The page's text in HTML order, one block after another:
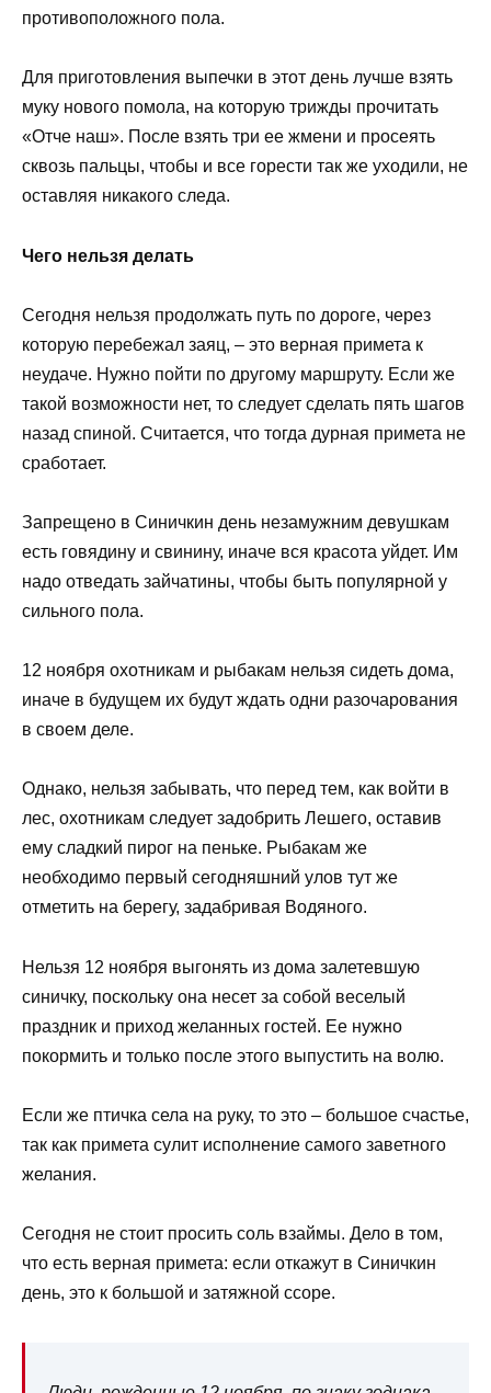
противоположного пола.
Для приготовления выпечки в этот день лучше взять
муку нового помола, на которую трижды прочитать
«Отче наш». После взять три ее жмени и просеять
сквозь пальцы, чтобы и все горести так же уходили, не
оставляя никакого следа.
Чего нельзя делать
Сегодня нельзя продолжать путь по дороге, через
которую перебежал заяц, – это верная примета к
неудаче. Нужно пойти по другому маршруту. Если же
такой возможности нет, то следует сделать пять шагов
назад спиной. Считается, что тогда дурная примета не
сработает.
Запрещено в Синичкин день незамужним девушкам
есть говядину и свинину, иначе вся красота уйдет. Им
надо отведать зайчатины, чтобы быть популярной у
сильного пола.
12 ноября охотникам и рыбакам нельзя сидеть дома,
иначе в будущем их будут ждать одни разочарования
в своем деле.
Однако, нельзя забывать, что перед тем, как войти в
лес, охотникам следует задобрить Лешего, оставив
ему сладкий пирог на пеньке. Рыбакам же
необходимо первый сегодняшний улов тут же
отметить на берегу, задабривая Водяного.
Нельзя 12 ноября выгонять из дома залетевшую
синичку, поскольку она несет за собой веселый
праздник и приход желанных гостей. Ее нужно
покормить и только после этого выпустить на волю.
Если же птичка села на руку, то это – большое счастье,
так как примета сулит исполнение самого заветного
желания.
Сегодня не стоит просить соль взаймы. Дело в том,
что есть верная примета: если откажут в Синичкин
день, это к большой и затяжной ссоре.